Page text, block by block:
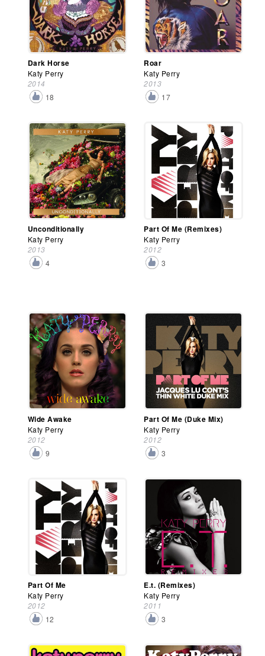
Dark Horse
Katy Perry
2014
18
Roar
Katy Perry
2013
17
Unconditionally
Katy Perry
2013
4
Part Of Me (Remixes)
Katy Perry
2012
3
Wide Awake
Katy Perry
2012
9
Part Of Me (Duke Mix)
Katy Perry
2012
3
Part Of Me
Katy Perry
2012
12
E.t. (Remixes)
Katy Perry
2011
3